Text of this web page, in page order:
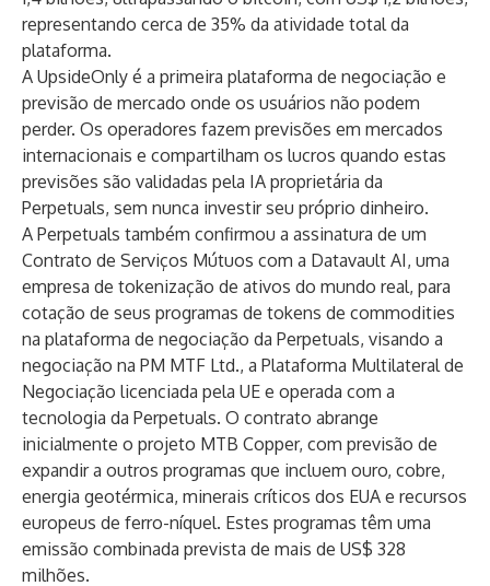
representando cerca de 35% da atividade total da
plataforma.
A UpsideOnly é a primeira plataforma de negociação e
previsão de mercado onde os usuários não podem
perder. Os operadores fazem previsões em mercados
internacionais e compartilham os lucros quando estas
previsões são validadas pela IA proprietária da
Perpetuals, sem nunca investir seu próprio dinheiro.
A Perpetuals também confirmou a assinatura de um
Contrato de Serviços Mútuos com a Datavault AI, uma
empresa de tokenização de ativos do mundo real, para
cotação de seus programas de tokens de commodities
na plataforma de negociação da Perpetuals, visando a
negociação na PM MTF Ltd., a Plataforma Multilateral de
Negociação licenciada pela UE e operada com a
tecnologia da Perpetuals. O contrato abrange
inicialmente o projeto MTB Copper, com previsão de
expandir a outros programas que incluem ouro, cobre,
energia geotérmica, minerais críticos dos EUA e recursos
europeus de ferro-níquel. Estes programas têm uma
emissão combinada prevista de mais de US$ 328
milhões.